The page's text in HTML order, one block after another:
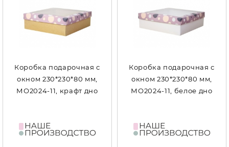
Коробка подарочная с
окном 230*230*80 мм,
МО2024-11, крафт дно
Коробка подарочная с
окном 230*230*80 мм,
МО2024-11, белое дно